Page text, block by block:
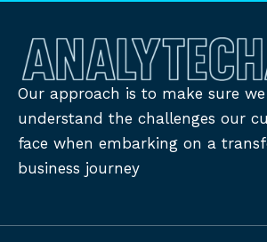
Our approach is to make sure we
understand the challenges our
face when embarking on a
business journey